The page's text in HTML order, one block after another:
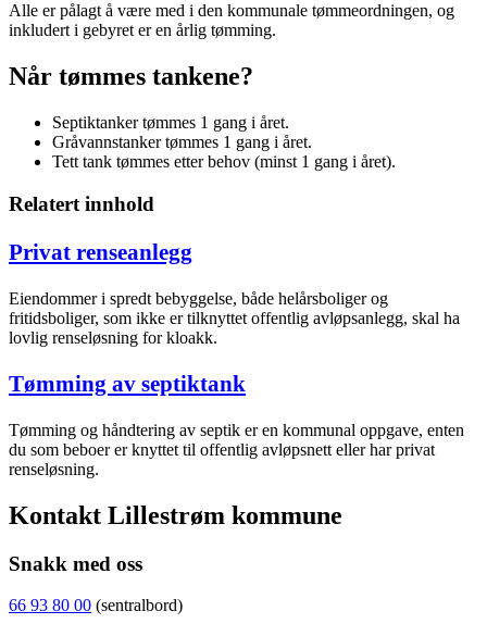
Alle er pålagt å være med i den kommunale tømmeordningen, og
inkludert i gebyret er en årlig tømming.
Når tømmes tankene?
Septiktanker tømmes 1 gang i året.
Gråvannstanker tømmes 1 gang i året.
Tett tank tømmes etter behov (minst 1 gang i året).
Relatert innhold
Privat renseanlegg
Eiendommer i spredt bebyggelse, både helårsboliger og
fritidsboliger, som ikke er tilknyttet offentlig avløpsanlegg, skal ha
lovlig renseløsning for kloakk.
Tømming av septiktank
Tømming og håndtering av septik er en kommunal oppgave, enten
du som beboer er knyttet til offentlig avløpsnett eller har privat
renseløsning.
Kontakt Lillestrøm kommune
Snakk med oss
66 93 80 00 (sentralbord)